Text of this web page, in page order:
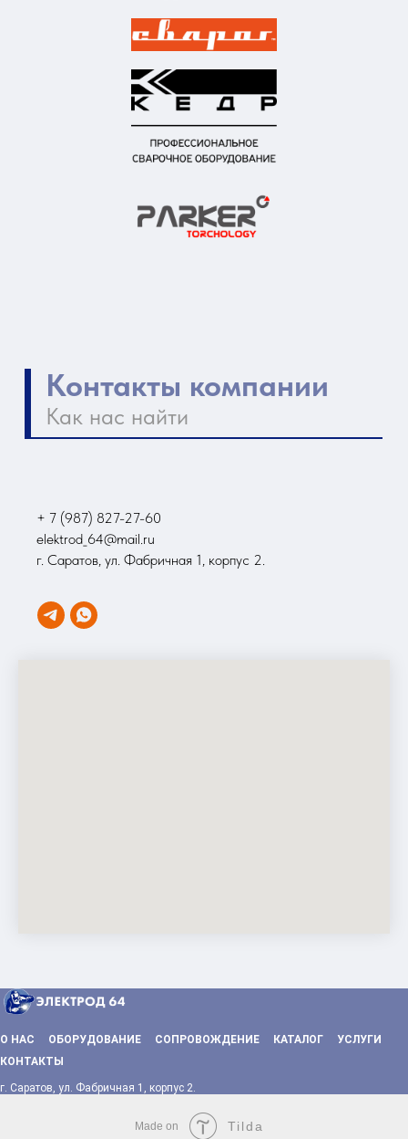
+ 7 (987) 827-27-60
elektrod_64@mail.ru
г. Саратов, ул. Фабричная 1, корпус 2.
О НАС ОБОРУДОВАНИЕ СОПРОВОЖДЕНИЕ КАТАЛОГ
УСЛУГИ
КОНТАКТЫ
г. Саратов, ул. Фабричная 1, корпус 2.
Made on Tilda